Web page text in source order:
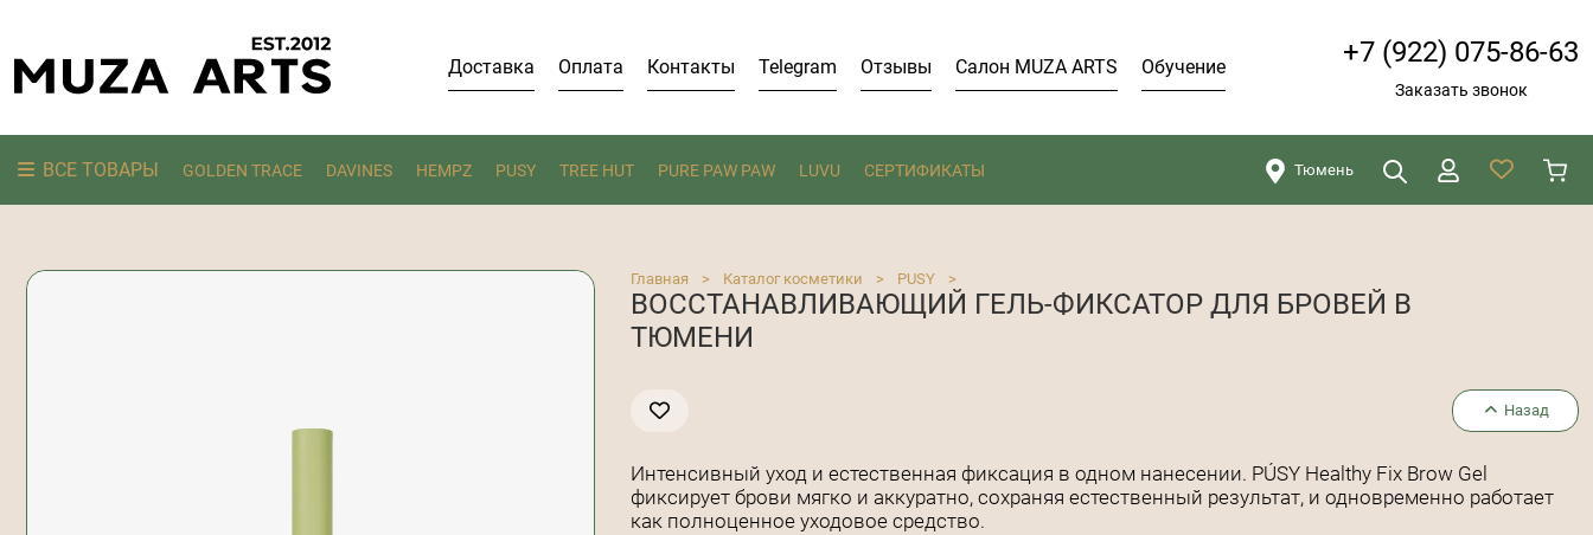
Доставка Оплата Контакты Telegram Отзывы Салон MUZA ARTS Обучение +7 (922) 075-86-63
Заказать звонок
ВСЕ ТОВАРЫ GOLDEN TRACE DAVINES HEMPZ PUSY TREE HUT PURE PAW PAW LUVU СЕРТИФИКАТЫ Тюмень
Главная
> Каталог косметики > PUSY >
ВОССТАНАВЛИВАЮЩИЙ ГЕЛЬ-ФИКСАТОР ДЛЯ БРОВЕЙ В
ТЮМЕНИ
Назад
Интенсивный уход и естественная фиксация в одном нанесении. PÚSY Healthy Fix Brow Gel
фиксирует брови мягко и аккуратно, сохраняя естественный результат, и одновременно работает
как полноценное уходовое средство.